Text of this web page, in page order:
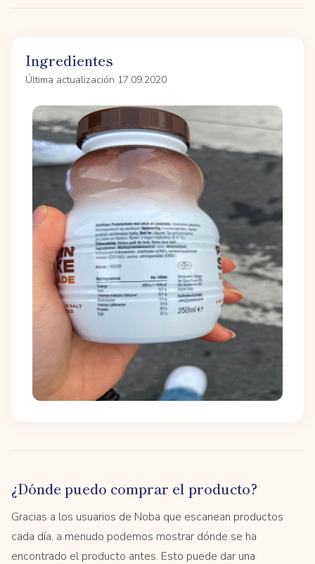
Ingredientes
Última actualización 17.09.2020
¿Dónde puedo comprar el producto?
Gracias a los usuarios de Noba que escanean productos
cada día, a menudo podemos mostrar dónde se ha
encontrado el producto antes. Esto puede dar una